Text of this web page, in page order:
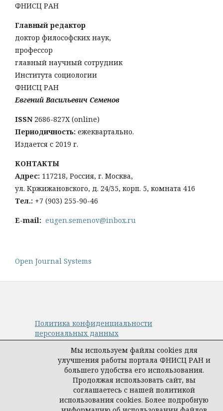
ФНИСЦ РАН
Главный редактор
доктор философских наук,
профессор
главный научный сотрудник
Института социологии
ФНИСЦ РАН
Евгений Васильевич Семенов
ISSN 2686-827X (online)
Периодичность: ежеквартально.
Издается с 2019 г.
КОНТАКТЫ
Адрес: 117218, Россия, г. Москва,
ул. Кржижановского, д. 24/35, корп. 5, комната 416
Тел.: +7 (903) 255-90-46
E-mail: eugen.semenov@inbox.ru
Open Journal Systems
Политика конфиденциальности
персональных данных
© Авторы, журнал «Управление наукой:
теория и практика», 2019–2026
Материалы журнала доступны по
лицензииCreative Commons Attribution
International 4.0 (CC BY).
Издатель:ФНИСЦ РАН .
Мы используем файлы cookies для
улучшения работы портала ФНИСЦ РАН и
большего удобства его использования.
Продолжая использовать сайт, вы
соглашаетесь с нашей политикой
использования cookies. Более подробную